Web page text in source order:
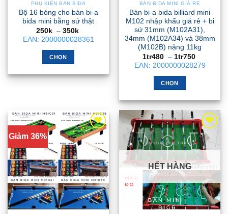
PHỤ KIỆN BÀN BIDA
Bộ 16 bóng cho bàn bi-a
bida mini bằng sứ thật
250k – 350k
giá:
từ
EAN: 2000000028361
CHỌN
phẩm
nhiều
biến
thể.
Các
tùy
chọn
có
thể
được
chọn
BÀN BIDA MINI GIÁ RẺ
Bàn bi-a bida billiard mini
M102 nhập khẩu giá rẻ + bi
sứ 31mm (M102A31),
34mm (M102A34) và 38mm
(M102B) nặng 11kg
1tr480 – 1tr750
giá:
từ
EAN: 2000000028279
CHỌN
phẩm
này
có
nhiều
biến
thể.
Các
chọn
có
Giảm 36%
HẾT HÀNG